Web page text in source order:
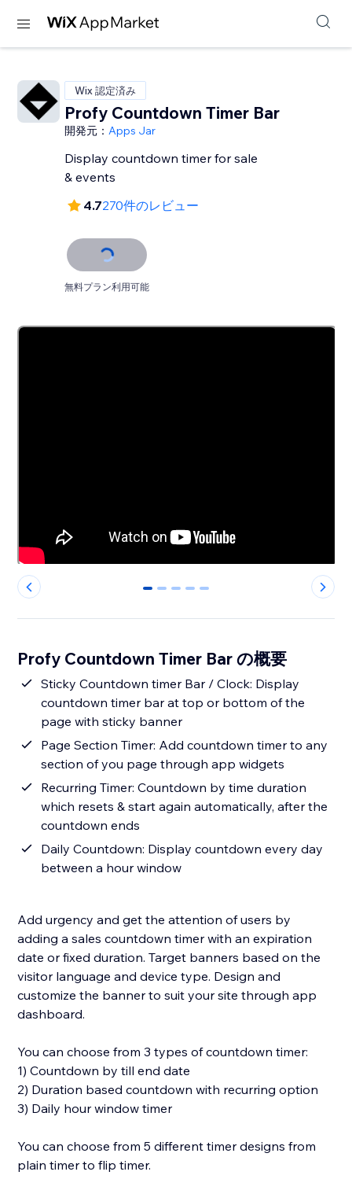
Wix 認定済み
Profy Countdown Timer Bar
開発元：Apps Jar
Display countdown timer for sale
& events
4.7270件のレビュー
無料プラン利用可能
0 1 2 3 4
Profy Countdown Timer Bar の概要
Sticky Countdown timer Bar / Clock: Display
countdown timer bar at top or bottom of the
page with sticky banner
Page Section Timer: Add countdown timer to any
section of you page through app widgets
Recurring Timer: Countdown by time duration
which resets & start again automatically, after the
countdown ends
Daily Countdown: Display countdown every day
between a hour window
Add urgency and get the attention of users by
adding a sales countdown timer with an expiration
date or fixed duration. Target banners based on the
visitor language and device type. Design and
customize the banner to suit your site through app
dashboard.
You can choose from 3 types of countdown timer:
1) Countdown by till end date
2) Duration based countdown with recurring option
3) Daily hour window timer
You can choose from 5 different timer designs from
plain timer to flip timer.